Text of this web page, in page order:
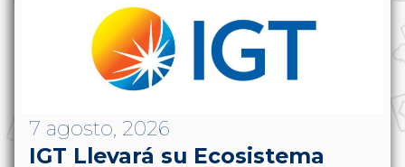
7 agosto, 2026
IGT Llevará su Ecosistema